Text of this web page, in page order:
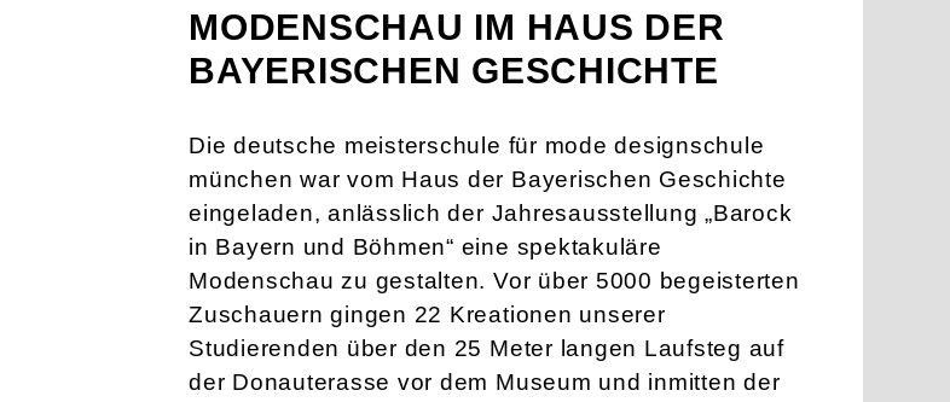
MODENSCHAU IM HAUS DER
BAYERISCHEN GESCHICHTE
Die deutsche meisterschule für mode designschule
münchen war vom Haus der Bayerischen Geschichte
eingeladen, anlässlich der Jahresausstellung „Barock
in Bayern und Böhmen“ eine spektakuläre
Modenschau zu gestalten. Vor über 5000 begeisterten
Zuschauern gingen 22 Kreationen unserer
Studierenden über den 25 Meter langen Laufsteg auf
der Donauterasse vor dem Museum und inmitten der